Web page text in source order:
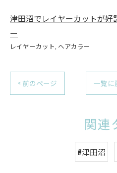
津田沼でレイヤーカットが好
ー
レイヤーカット ヘアカラー
< 前のページ 一覧に
関連
#津田沼